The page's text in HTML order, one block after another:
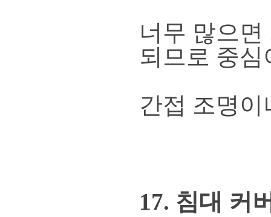
너무 많으
되므로 중
간접 조명
17. 침대 커